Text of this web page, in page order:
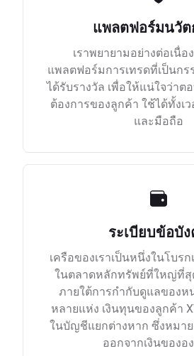
แพลตฟอร์มนวัต
เราพยายามอย่างต่อเนื่
แพลตฟอร์มการเทรดที่เป็นกร
ได้รับรางวัล เพื่อให้แน่ใจว่า
ต้องการของลูกค้า ใช้ได้ทั้งเ
และมือถือ
ระเบียบข้อบั
เครือของเราเป็นหนึ่งในโบร
ในตลาดหลักทรัพย์ที่ใหญ่ที่สุ
ภายใต้การกำกับดูแลของห
หลายแห่ง เงินทุนของลูกค้า
ในบัญชีแยกต่างหาก ซึ่งหมา
ออกจากเงินของอ